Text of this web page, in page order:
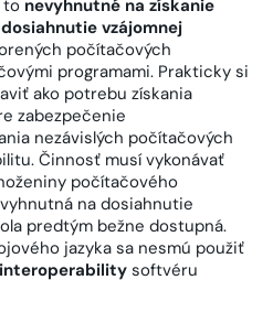
to nevyhnutné na získanie
vzájomnej
počítačových
programami. Prakticky si
ako potrebu získania
zabezpečenie
nezávislých počítačových
Činnosť musí vykonávať
počítačového
na dosiahnutie
predtým bežne dostupná.
jazyka sa nesmú použiť
interoperability softvéru